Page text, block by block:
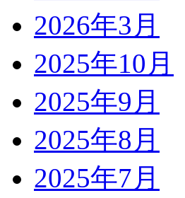
2026年3月
2025年10月
2025年9月
2025年8月
2025年7月